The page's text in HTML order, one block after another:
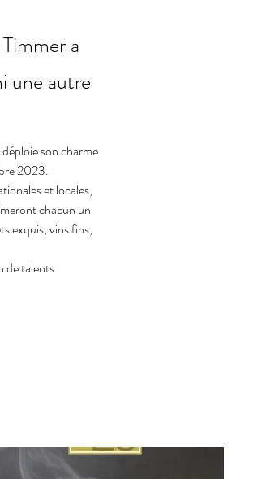
a
une autre
son charme
2023.
et locales,
chacun un
exquis, vins fins,
de talents